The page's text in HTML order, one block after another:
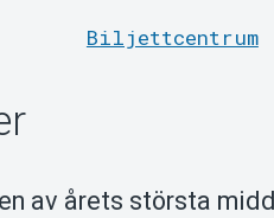
Biljettcentrum
av årets största